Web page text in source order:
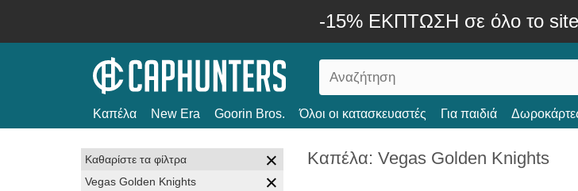
-15% ΕΚΠΤΩΣΗ σε όλο το
Καπέλα New Era Goorin Bros. Όλοι οι κατασκευαστές Για παιδιά
Καθαρίστε τα φίλτρα
Vegas Golden Knights
Καπέλα: Vegas Golden Knights